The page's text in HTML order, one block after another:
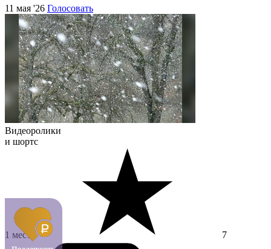
11 мая '26 Голосовать
Видеоролики
и шортс
1 место 7